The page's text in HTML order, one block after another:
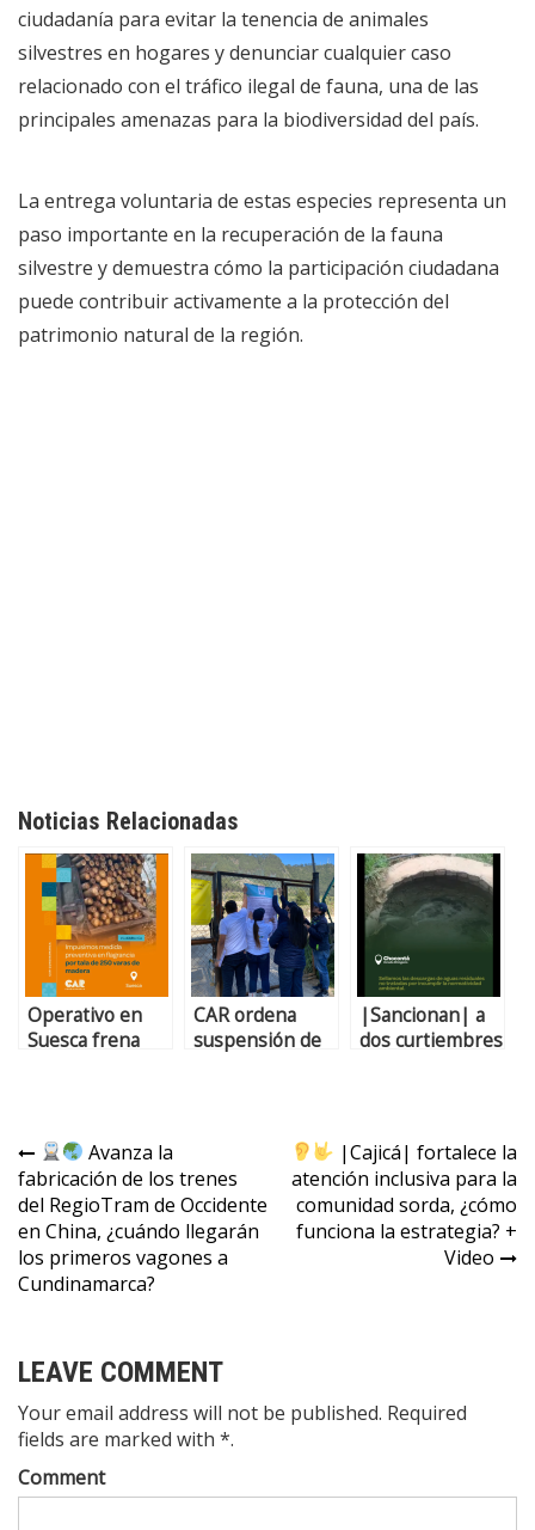
ciudadanía para evitar la tenencia de animales
silvestres en hogares y denunciar cualquier caso
relacionado con el tráfico ilegal de fauna, una de las
principales amenazas para la biodiversidad del país.
La entrega voluntaria de estas especies representa un
paso importante en la recuperación de la fauna
silvestre y demuestra cómo la participación ciudadana
puede contribuir activamente a la protección del
patrimonio natural de la región.
Noticias Relacionadas
Operativo en
Suesca frena
Bogotá
CAR ordena
suspensión de
por afectación
|Sancionan| a
dos curtiembres
Video
Avanza la
fabricación de los trenes
del RegioTram de Occidente
en China, ¿cuándo llegarán
los primeros vagones a
Cundinamarca?
|Cajicá| fortalece la
atención inclusiva para la
comunidad sorda, ¿cómo
funciona la estrategia? +
Video
LEAVE COMMENT
Your email address will not be published. Required
fields are marked with *.
Comment